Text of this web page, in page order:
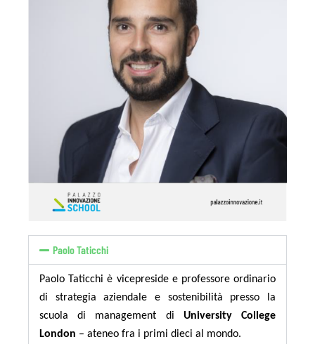
Paolo Taticchi
Paolo Taticchi è vicepreside e professore ordinario
di strategia aziendale e sostenibilità presso la
scuola di management di University College
London – ateneo fra i primi dieci al mondo.